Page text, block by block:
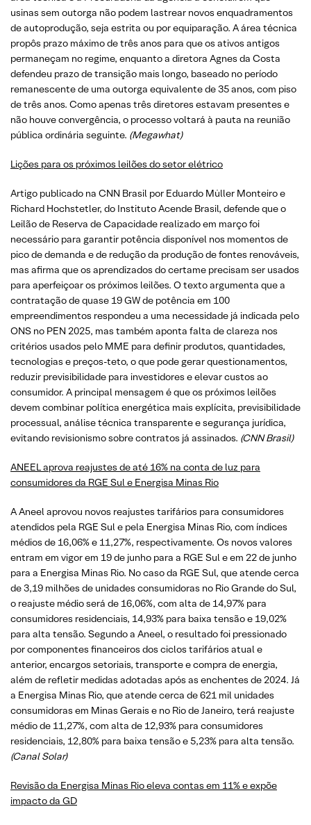
usinas sem outorga não podem lastrear novos enquadramentos
de autoprodução, seja estrita ou por equiparação. A área técnica
propôs prazo máximo de três anos para que os ativos antigos
permaneçam no regime, enquanto a diretora Agnes da Costa
defendeu prazo de transição mais longo, baseado no período
remanescente de uma outorga equivalente de 35 anos, com piso
de três anos. Como apenas três diretores estavam presentes e
não houve convergência, o processo voltará à pauta na reunião
pública ordinária seguinte. (Megawhat)
Lições para os próximos leilões do setor elétrico
Artigo publicado na CNN Brasil por Eduardo Müller Monteiro e
Richard Hochstetler, do Instituto Acende Brasil, defende que o
Leilão de Reserva de Capacidade realizado em março foi
necessário para garantir potência disponível nos momentos de
pico de demanda e de redução da produção de fontes renováveis,
mas afirma que os aprendizados do certame precisam ser usados
para aperfeiçoar os próximos leilões. O texto argumenta que a
contratação de quase 19 GW de potência em 100
empreendimentos respondeu a uma necessidade já indicada pelo
ONS no PEN 2025, mas também aponta falta de clareza nos
critérios usados pelo MME para definir produtos, quantidades,
tecnologias e preços-teto, o que pode gerar questionamentos,
reduzir previsibilidade para investidores e elevar custos ao
consumidor. A principal mensagem é que os próximos leilões
devem combinar política energética mais explícita, previsibilidade
processual, análise técnica transparente e segurança jurídica,
evitando revisionismo sobre contratos já assinados. (CNN Brasil)
ANEEL aprova reajustes de até 16% na conta de luz para
consumidores da RGE Sul e Energisa Minas Rio
A Aneel aprovou novos reajustes tarifários para consumidores
atendidos pela RGE Sul e pela Energisa Minas Rio, com índices
médios de 16,06% e 11,27%, respectivamente. Os novos valores
entram em vigor em 19 de junho para a RGE Sul e em 22 de junho
para a Energisa Minas Rio. No caso da RGE Sul, que atende cerca
de 3,19 milhões de unidades consumidoras no Rio Grande do Sul,
o reajuste médio será de 16,06%, com alta de 14,97% para
consumidores residenciais, 14,93% para baixa tensão e 19,02%
para alta tensão. Segundo a Aneel, o resultado foi pressionado
por componentes financeiros dos ciclos tarifários atual e
anterior, encargos setoriais, transporte e compra de energia,
além de refletir medidas adotadas após as enchentes de 2024. Já
a Energisa Minas Rio, que atende cerca de 621 mil unidades
consumidoras em Minas Gerais e no Rio de Janeiro, terá reajuste
médio de 11,27%, com alta de 12,93% para consumidores
residenciais, 12,80% para baixa tensão e 5,23% para alta tensão.
(Canal Solar)
Revisão da Energisa Minas Rio eleva contas em 11% e expõe
impacto da GD